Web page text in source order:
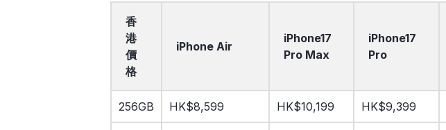
香
港
價
格
iPhone Air
iPhone17
Pro Max
iPhone17
Pro
256GB HK$8,599 HK$10,199 HK$9,399